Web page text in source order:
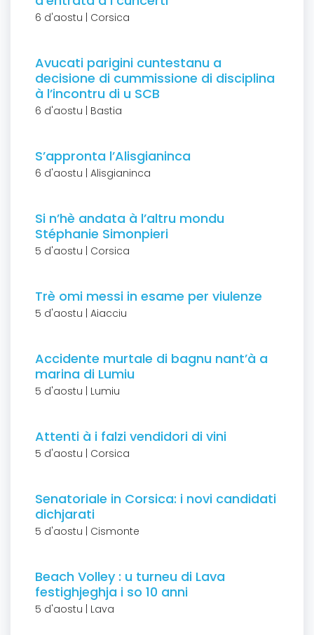
6 d'aostu | Corsica
Avucati parigini cuntestanu a
decisione di cummissione di disciplina
à l’incontru di u SCB
6 d'aostu | Bastia
S’appronta l’Alisgianinca
6 d'aostu | Alisgianinca
Si n’hè andata à l’altru mondu
Stéphanie Simonpieri
5 d'aostu | Corsica
Trè omi messi in esame per viulenze
5 d'aostu | Aiacciu
Accidente murtale di bagnu nant’à a
marina di Lumiu
5 d'aostu | Lumiu
Attenti à i falzi vendidori di vini
5 d'aostu | Corsica
Senatoriale in Corsica: i novi candidati
dichjarati
5 d'aostu | Cismonte
Beach Volley : u turneu di Lava
festighjeghja i so 10 anni
5 d'aostu | Lava